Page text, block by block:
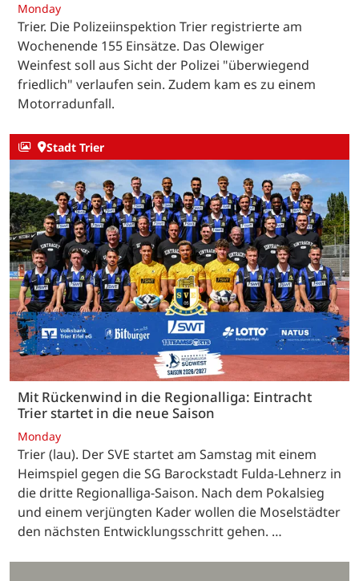
Monday
Trier. Die Polizeiinspektion Trier registrierte am
Wochenende 155 Einsätze. Das Olewiger
Weinfest soll aus Sicht der Polizei "überwiegend
friedlich" verlaufen sein. Zudem kam es zu einem
Motorradunfall.
Stadt Trier
Mit Rückenwind in die Regionalliga: Eintracht
Trier startet in die neue Saison
Monday
Trier (lau). Der SVE startet am Samstag mit einem
Heimspiel gegen die SG Barockstadt Fulda-Lehnerz in
die dritte Regionalliga-Saison. Nach dem Pokalsieg
und einem verjüngten Kader wollen die Moselstädter
den nächsten Entwicklungsschritt gehen. …